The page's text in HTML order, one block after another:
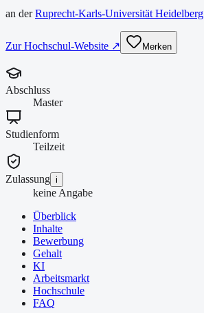
an derRuprecht-Karls-Universität Heidelberg
Zur Hochschul-Website ↗ Merken
Abschluss
Master
Studienform
Teilzeit
Zulassung i
keine Angabe
Überblick
Inhalte
Bewerbung
Gehalt
KI
Arbeitsmarkt
Hochschule
FAQ